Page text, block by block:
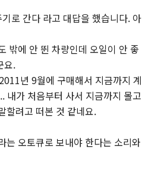
로 간다 라고 대답을 했습니다. 아
밖에 안 뛴 차량인데 오일이 안 좋
요.
년 9월에 구매해서 지금까지 계
내가 처음부터 사서 지금까지 몰고
할려고 떠본 것 같네요.
는 오토큐로 보내야 한다는 소리와